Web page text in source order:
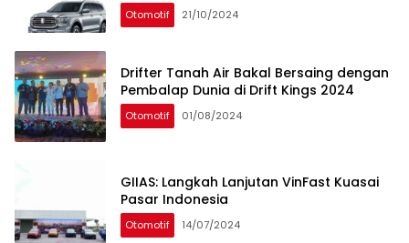
Otomotif 21/10/2024
Drifter Tanah Air Bakal Bersaing dengan
Pembalap Dunia di Drift Kings 2024
Otomotif 01/08/2024
GIIAS: Langkah Lanjutan VinFast Kuasai
Pasar Indonesia
Otomotif 14/07/2024